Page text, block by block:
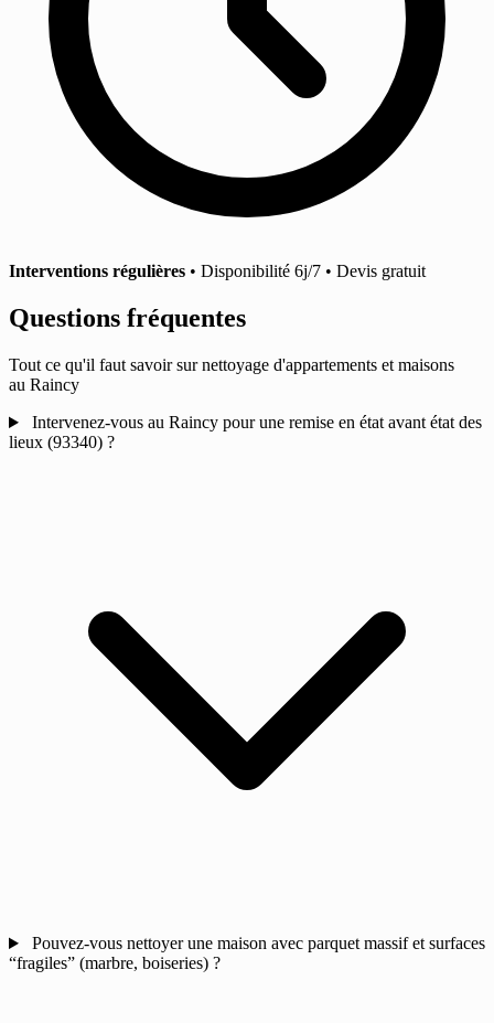
Interventions régulières • Disponibilité 6j/7 • Devis gratuit
Questions fréquentes
Tout ce qu'il faut savoir sur nettoyage d'appartements et maisons
au Raincy
Intervenez-vous au Raincy pour une remise en état avant état des
lieux (93340) ?
Pouvez-vous nettoyer une maison avec parquet massif et surfaces
“fragiles” (marbre, boiseries) ?